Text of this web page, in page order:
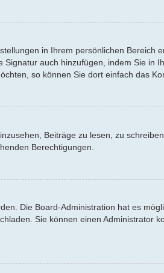
in Ihrem persönlichen Bereich
auch hinzufügen, indem Sie
so können Sie dort einfach das
Beiträge zu lesen, zu
Berechtigungen.
Die Board-Administration hat es
Sie können einen Administrator